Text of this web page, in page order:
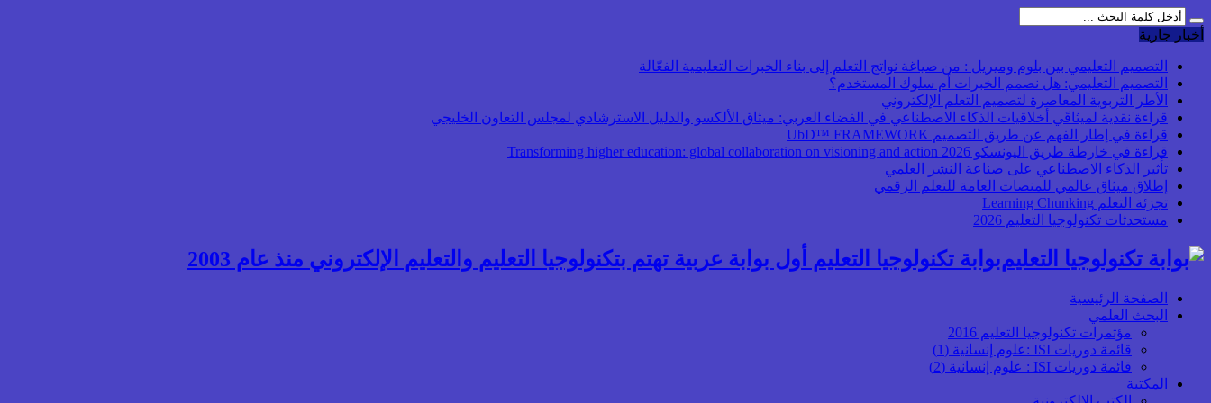
أخبار جارية
التصميم التعليمي بين بلوم وميريل : من صياغة نواتج التعلم إلى بناء الخبرات التعليمية الفعّالة
التصميم التعليمي: هل نصمم الخبرات أم سلوك المستخدم؟
الأطر التربوية المعاصرة لتصميم التعلم الإلكتروني
قراءة نقدية لميثاقَي أخلاقيات الذكاء الاصطناعي في الفضاء العربي: ميثاق الألكسو والدليل الاسترشادي لمجلس التعاون الخليجي
قراءة في إطار الفهم عن طريق التصميم UbD™ FRAMEWORK
قراءة في خارطة طريق اليونسكو 2026 Transforming higher education: global collaboration on visioning and action
تأثير الذكاء الاصطناعي على صناعة النشر العلمي
إطلاق ميثاق عالمي للمنصات العامة للتعلم الرقمي
تجزئة التعلم Learning Chunking
مستحدثات تكنولوجيا التعليم 2026
بوابة تكنولوجيا التعليم أول بوابة عربية تهتم بتكنولوجيا التعليم والتعليم الإلكتروني منذ عام 2003
الصفحة الرئيسية
البحث العلمي
مؤتمرات تكنولوجيا التعليم 2016
قائمة دوريات ISI :علوم إنسانية (1)
قائمة دوريات ISI : علوم إنسانية (2)
المكتبة